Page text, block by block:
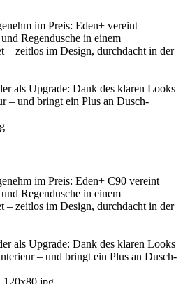
im Preis: Eden+ vereint
Regendusche in einem
– zeitlos im Design, durchdacht in der
als Upgrade: Dank des klaren Looks
– und bringt ein Plus an Dusch-
im Preis: Eden+ C90 vereint
Regendusche in einem
– zeitlos im Design, durchdacht in der
als Upgrade: Dank des klaren Looks
– und bringt ein Plus an Dusch-